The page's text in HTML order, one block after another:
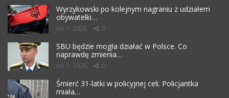
Wyrzykowski po kolejnym nagraniu z udziałem
obywatelki…
sie 1, 2026 0
SBU będzie mogła działać w Polsce. Co
naprawdę zmienia…
sie 1, 2026 0
Śmierć 31-latki w policyjnej celi. Policjantka
miała…